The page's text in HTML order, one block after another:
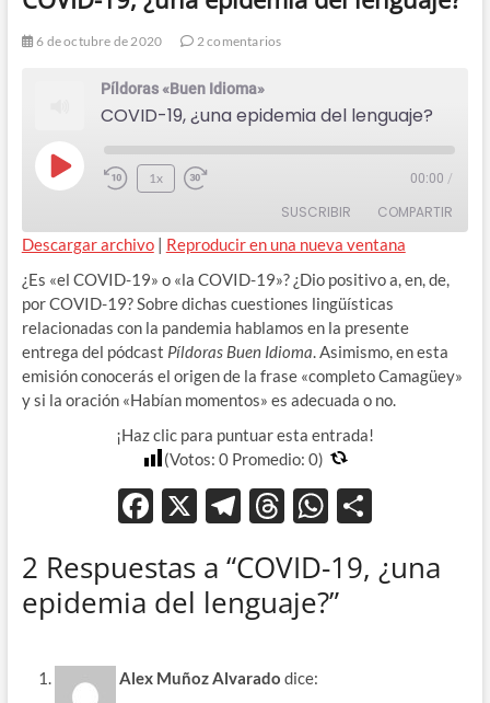
6 de octubre de 2020 2 comentarios
Píldoras «Buen Idioma»
COVID-19, ¿una epidemia del lenguaje?
Play
Rewind
Seconds
1x
Adelanta
segundos
00:00 /
SUSCRIBIR COMPARTIR
FEED RSS
COMPAR
TIR
ENLACE
INCRUST
AR
Descargar archivo| Reproducir en una nueva ventana
¿Es «el COVID-19» o «la COVID-19»? ¿Dio positivo a, en, de,
por COVID-19? Sobre dichas cuestiones lingüísticas
relacionadas con la pandemia hablamos en la presente
entrega del pódcast Píldoras Buen Idioma. Asimismo, en esta
emisión conocerás el origen de la frase «completo Camagüey»
y si la oración «Habían momentos» es adecuada o no.
¡Haz clic para puntuar esta entrada!
(Votos: 0Promedio: 0)
F
e
b
o
X T
e
gr
m
T
e
a
W
at
s
m
2 Respuestas a “COVID-19, ¿una
epidemia del lenguaje?”
Alex Muñoz Alvarado dice: